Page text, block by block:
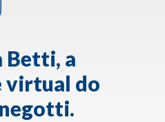
Betti, a
virtual do